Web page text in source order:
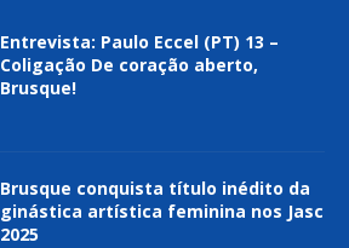
Entrevista: Paulo Eccel (PT) 13 –
Coligação De coração aberto,
Brusque!
Brusque conquista título inédito da
ginástica artística feminina nos Jasc
2025